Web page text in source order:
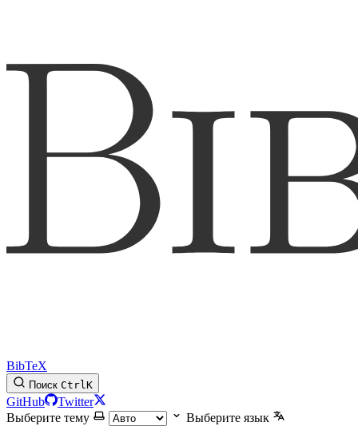
BibTeX
Поиск CtrlK
GitHub
Twitter
Выберите тему
Выберите язык